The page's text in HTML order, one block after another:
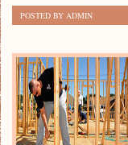
POSTED BY ADMIN